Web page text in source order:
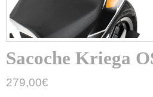
Sacoche Kriega
279,00€